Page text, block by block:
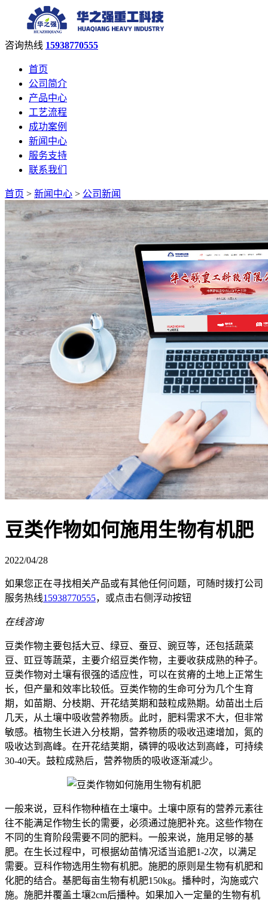
咨询热线 15938770555
首页
公司简介
产品中心
工艺流程
成功案例
新闻中心
服务支持
联系我们
首页 > 新闻中心 > 公司新闻
豆类作物如何施用生物有机肥
2022/04/28
如果您正在寻找相关产品或有其他任何问题，可随时拨打公司
服务热线15938770555，或点击右侧浮动按钮
在线咨询
豆类作物主要包括大豆、绿豆、蚕豆、豌豆等，还包括蔬菜
豆、豇豆等蔬菜，主要介绍豆类作物，主要收获成熟的种子。
豆类作物对土壤有很强的适应性，可以在贫瘠的土地上正常生
长，但产量和效率比较低。豆类作物的生命可分为几个生育
期，如苗期、分枝期、开花结荚期和鼓粒成熟期。幼苗出土后
几天，从土壤中吸收营养物质。此时，肥料需求不大，但非常
敏感。植物生长进入分枝期，营养物质的吸收迅速增加，氮的
吸收达到高峰。在开花结荚期，磷钾的吸收达到高峰，可持续
30-40天。鼓粒成熟后，营养物质的吸收逐渐减少。
一般来说，豆科作物种植在土壤中。土壤中原有的营养元素往
往不能满足作物生长的需要，必须通过施肥补充。这些作物在
不同的生育阶段需要不同的肥料。一般来说，施用足够的基
肥。在生长过程中，可根据幼苗情况适当追肥1-2次，以满足
需要。豆科作物选用生物有机肥。施肥的原则是生物有机肥和
化肥的结合。基肥每亩生物有机肥150kg。播种时，沟施或穴
施。施肥并覆盖土壤2cm后播种。如果加入一定量的生物有机